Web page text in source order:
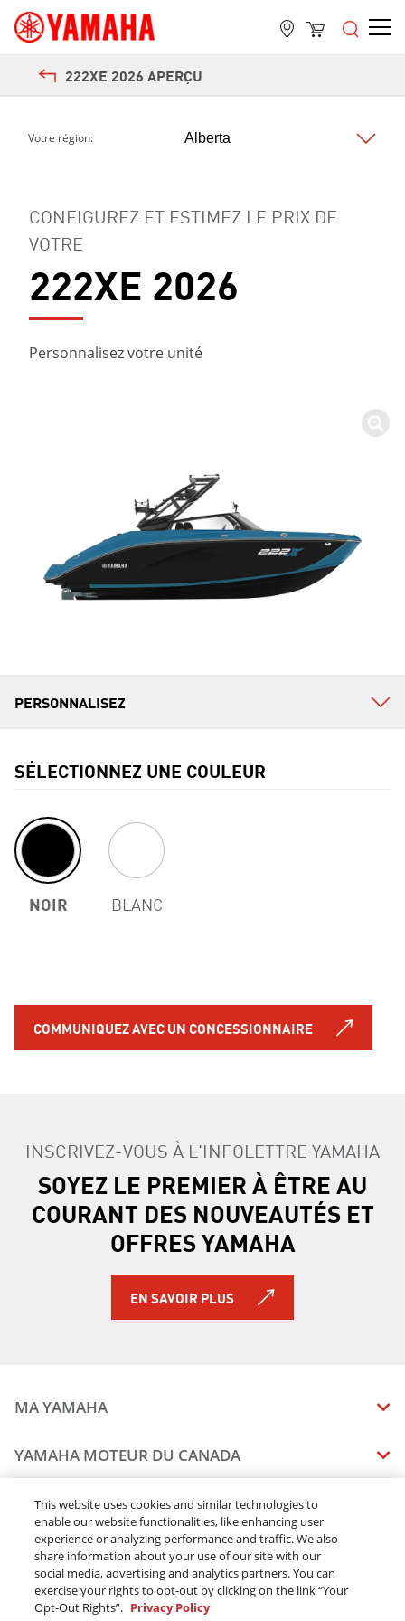
222XE 2026 APERÇU
Votre région:
CONFIGUREZ ET ESTIMEZ LE PRIX DE
VOTRE
222XE 2026
Personnalisez votre unité
SÉLECTIONNEZ UNE COULEUR
NOIR BLANC
COMMUNIQUEZ AVEC UN CONCESSIONNAIRE
INSCRIVEZ-VOUS À L'INFOLETTRE YAMAHA
SOYEZ LE PREMIER À ÊTRE AU
COURANT DES NOUVEAUTÉS ET
OFFRES YAMAHA
EN SAVOIR PLUS
MA YAMAHA
MANUELS
ÉTAT DES RAPPELS DE VOTRE VÉHICULE
YAMAHA MOTEUR DU CANADA
CARRIERES
RESTONS DEHORS
BLOGUE
COMMUNIQUEZ AVEC NOUS
CONCESSIONNAIRES
TROUVEZ UN CONCESSIONNAIRE
DEVENEZ CONCESSIONNAIRE
CONCESSIONAIRE ÉLITE
MENTIONS JURIDIQUES
MODALITÉS ET CONDITIONS
COMMANDES EN LIGNE
This website uses cookies and similar technologies to
enable our website functionalities, like enhancing user
experience or analyzing performance and traffic. We also
share information about your use of our site with our
social media, advertising and analytics partners. You can
exercise your rights to opt-out by clicking on the link “Your
Opt-Out Rights”. Privacy Policy